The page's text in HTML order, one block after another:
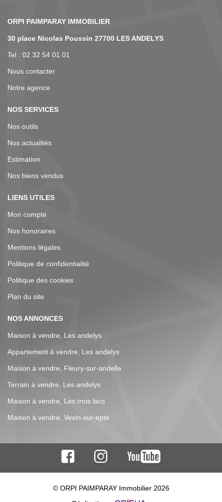
NOS AGENCES
30 place Nicolas Poussin 27700 LES ANDELYS
Tel : 02 32 54 01 01
Nous contacter
Notre agence
NOS SERVICES
Nos outils
Nos actualités
Estimation
Nos biens vendus
LIENS UTILES
Mon compte
Nos honoraires
Mentions légales
Politique de confidentialité
Politique des cookies
Plan du site
NOS ANNONCES
Maison à vendre, Les andelys
Appartement à vendre, Les andelys
Maison à vendre, Fleury-sur-andelle
Terrain à vendre, Les andelys
Maison à vendre, Les trois lacs
Maison à vendre, Vexin-sur-epte
© ORPI PAIMPARAY Immobilier 2026